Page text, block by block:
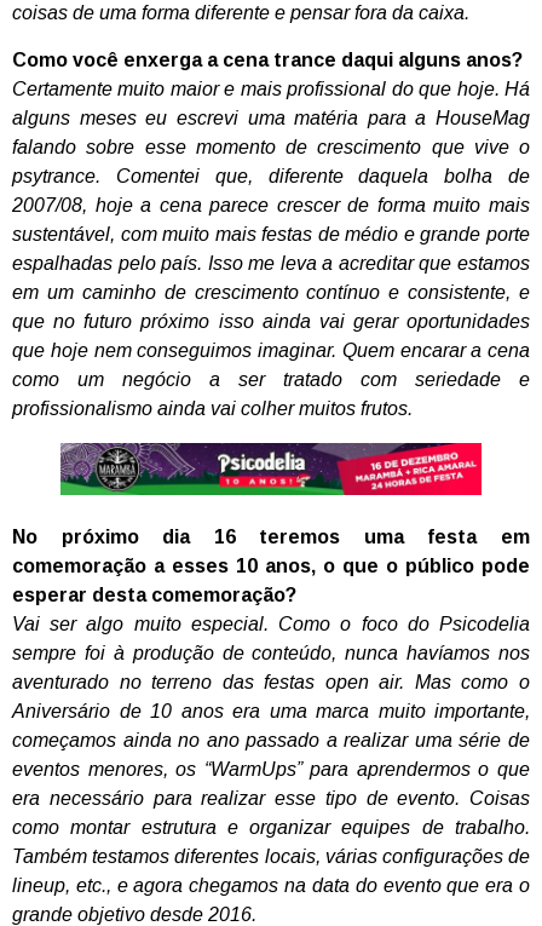
coisas de uma forma diferente e pensar fora da caixa.
Como você enxerga a cena trance daqui alguns anos?
Certamente muito maior e mais profissional do que hoje. Há
alguns meses eu escrevi uma matéria para a HouseMag
falando sobre esse momento de crescimento que vive o
psytrance. Comentei que, diferente daquela bolha de
2007/08, hoje a cena parece crescer de forma muito mais
sustentável, com muito mais festas de médio e grande porte
espalhadas pelo país. Isso me leva a acreditar que estamos
em um caminho de crescimento contínuo e consistente, e
que no futuro próximo isso ainda vai gerar oportunidades
que hoje nem conseguimos imaginar. Quem encarar a cena
como um negócio a ser tratado com seriedade e
profissionalismo ainda vai colher muitos frutos.
No próximo dia 16 teremos uma festa em
comemoração a esses 10 anos, o que o público pode
esperar desta comemoração?
Vai ser algo muito especial. Como o foco do Psicodelia
sempre foi à produção de conteúdo, nunca havíamos nos
aventurado no terreno das festas open air. Mas como o
Aniversário de 10 anos era uma marca muito importante,
começamos ainda no ano passado a realizar uma série de
eventos menores, os “WarmUps” para aprendermos o que
era necessário para realizar esse tipo de evento. Coisas
como montar estrutura e organizar equipes de trabalho.
Também testamos diferentes locais, várias configurações de
lineup, etc., e agora chegamos na data do evento que era o
grande objetivo desde 2016.